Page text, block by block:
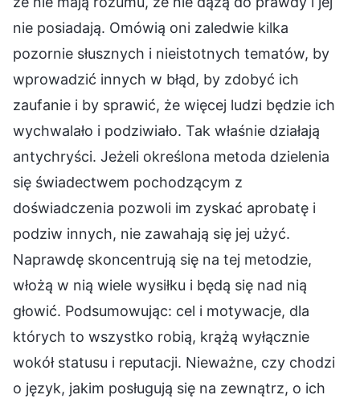
nie posiadają. Omówią oni zaledwie kilka
pozornie słusznych i nieistotnych tematów, by
wprowadzić innych w błąd, by zdobyć ich
zaufanie i by sprawić, że więcej ludzi będzie ich
wychwalało i podziwiało. Tak właśnie działają
antychryści. Jeżeli określona metoda dzielenia
się świadectwem pochodzącym z
doświadczenia pozwoli im zyskać aprobatę i
podziw innych, nie zawahają się jej użyć.
Naprawdę skoncentrują się na tej metodzie,
włożą w nią wiele wysiłku i będą się nad nią
głowić. Podsumowując: cel i motywacje, dla
których to wszystko robią, krążą wyłącznie
wokół statusu i reputacji. Nieważne, czy chodzi
o język, jakim posługują się na zewnątrz, o ich